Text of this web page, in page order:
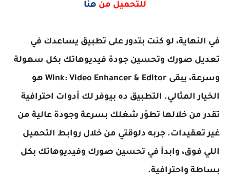
للتحميل من هنا
في النهاية، لو كنت بتدور على تطبيق يساعدك في
تعديل صورك وتحسين جودة فيديوهاتك بكل سهولة
وسرعة، يبقى Wink: Video Enhancer & Editor هو
الخيار المثالي. التطبيق ده بيوفر لك أدوات احترافية
تقدر من خلالها تطوّر شغلك بسرعة وجودة عالية من
غير تعقيدات. جربه دلوقتي من خلال روابط التحميل
اللي فوق، وابدأ في تحسين صورك وفيديوهاتك بكل
بساطة واحترافية.